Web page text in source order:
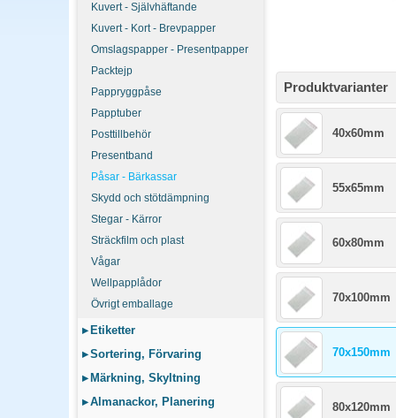
Kuvert - Självhäftande
Kuvert - Kort - Brevpapper
Omslagspapper - Presentpapper
Packtejp
Pappryggpåse
Papptuber
Posttillbehör
Presentband
Påsar - Bärkassar
Skydd och stötdämpning
Stegar - Kärror
Sträckfilm och plast
Vågar
Wellpapplådor
Övrigt emballage
▸ Etiketter
▸Sortering, Förvaring
▸ Märkning, Skyltning
▸Almanackor, Planering
Produktvarianter
40x60mm
55x65mm
60x80mm
70x100mm
70x150mm
80x120mm